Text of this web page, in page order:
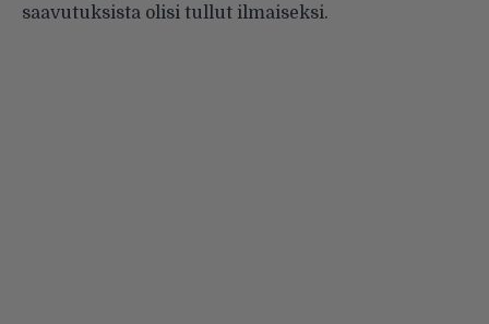
saavutuksista olisi tullut ilmaiseksi.